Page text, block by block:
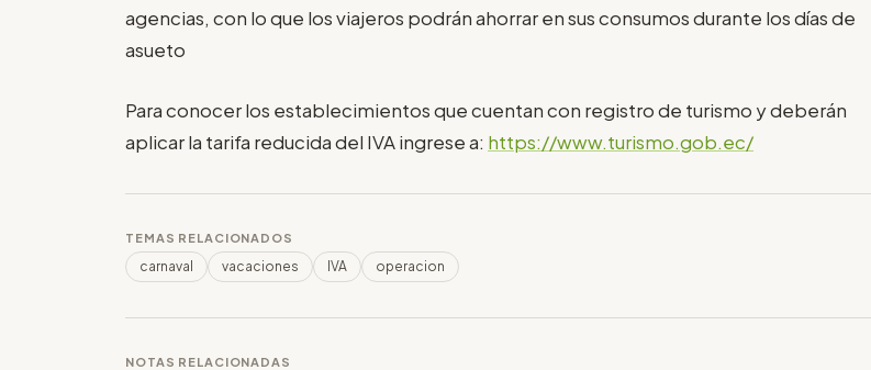
agencias, con lo que los viajeros podrán ahorrar en sus consumos durante los días de
asueto
Para conocer los establecimientos que cuentan con registro de turismo y deberán
aplicar la tarifa reducida del IVA ingrese a: https://www.turismo.gob.ec/
TEMAS RELACIONADOS
carnaval vacaciones IVA operacion
NOTAS RELACIONADAS